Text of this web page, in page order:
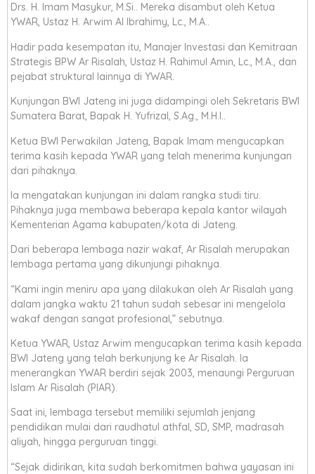
Drs. H. Imam Masykur, M.Si.. Mereka disambut oleh Ketua
YWAR, Ustaz H. Arwim Al Ibrahimy, Lc., M.A..
Hadir pada kesempatan itu, Manajer Investasi dan Kemitraan
Strategis BPW Ar Risalah, Ustaz H. Rahimul Amin, Lc., M.A., dan
pejabat struktural lainnya di YWAR.
Kunjungan BWI Jateng ini juga didampingi oleh Sekretaris BWI
Sumatera Barat, Bapak H. Yufrizal, S.Ag., M.H.I..
Ketua BWI Perwakilan Jateng, Bapak Imam mengucapkan
terima kasih kepada YWAR yang telah menerima kunjungan
dari pihaknya.
Ia mengatakan kunjungan ini dalam rangka studi tiru.
Pihaknya juga membawa beberapa kepala kantor wilayah
Kementerian Agama kabupaten/kota di Jateng.
Dari beberapa lembaga nazir wakaf, Ar Risalah merupakan
lembaga pertama yang dikunjungi pihaknya.
“Kami ingin meniru apa yang dilakukan oleh Ar Risalah yang
dalam jangka waktu 21 tahun sudah sebesar ini mengelola
wakaf dengan sangat profesional,” sebutnya.
Ketua YWAR, Ustaz Arwim mengucapkan terima kasih kepada
BWI Jateng yang telah berkunjung ke Ar Risalah. Ia
menerangkan YWAR berdiri sejak 2003, menaungi Perguruan
Islam Ar Risalah (PIAR).
Saat ini, lembaga tersebut memiliki sejumlah jenjang
pendidikan mulai dari raudhatul athfal, SD, SMP, madrasah
aliyah, hingga perguruan tinggi.
“Sejak didirikan, kita sudah berkomitmen bahwa yayasan ini